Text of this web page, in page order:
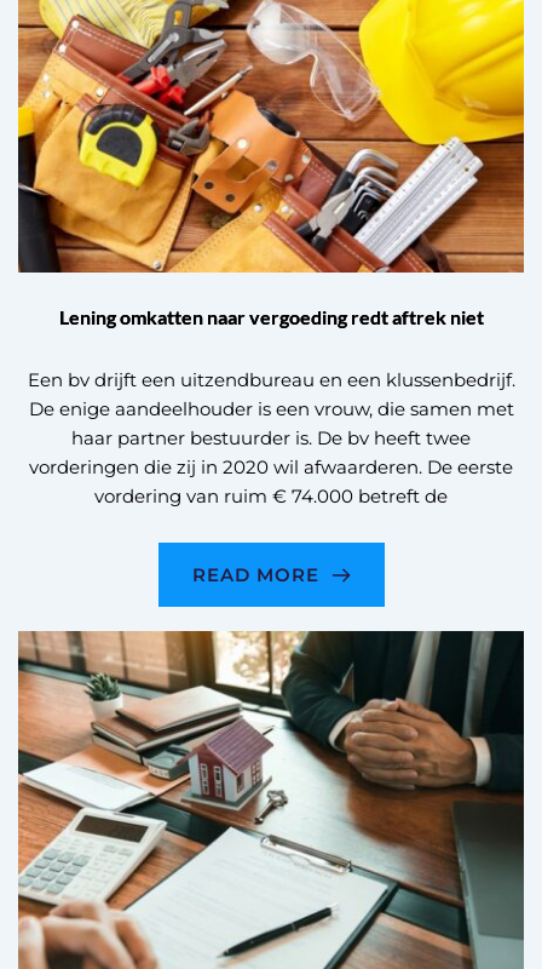
Lening omkatten naar vergoeding redt aftrek niet
Een bv drijft een uitzendbureau en een klussenbedrijf.
De enige aandeelhouder is een vrouw, die samen met
haar partner bestuurder is. De bv heeft twee
vorderingen die zij in 2020 wil afwaarderen. De eerste
vordering van ruim € 74.000 betreft de
READ MORE